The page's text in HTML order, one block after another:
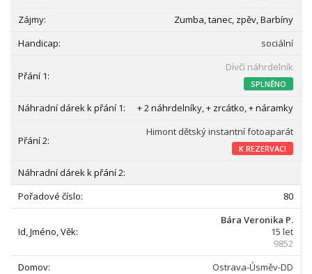
Zumba, tanec, zpěv, Barbíny
sociální
Dívčí náhrdelník
SPLNĚNO
+ 2 náhrdelníky, + zrcátko, + náramky
Himont dětský instantní fotoaparát
K REZERVACI
80
Bára Veronika P.
15 let
9852
Ostrava-Úsměv-DD